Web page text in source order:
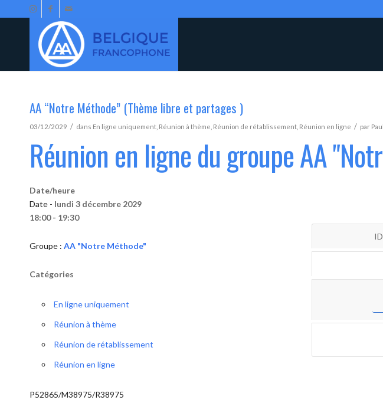
AA “Notre Méthode” (Thème libre et partages )
03/12/2029 / dans En ligne uniquement Réunion à thème Réunion de rétablissement Réunion en ligne / par
Réunion en ligne du groupe AA
Date/heure
Date - lundi 3 décembre 2029
18:00 - 19:30
Groupe : AA "Notre Méthode"
Catégories
En ligne uniquement
Réunion à thème
Réunion de rétablissement
Réunion en ligne
P52865/M38975/R38975